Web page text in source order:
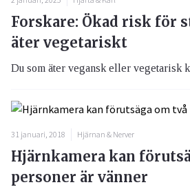
Forskare: Ökad risk för
äter vegetariskt
Du som äter vegansk eller vegetarisk
31 januari, 2018 Hjärnan & Nerver
Hjärnkamera kan
personer är vänner